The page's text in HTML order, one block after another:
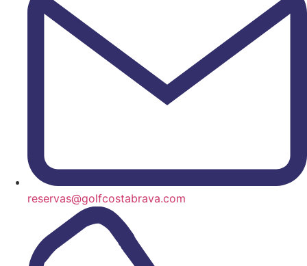
reservas@golfcostabrava.com